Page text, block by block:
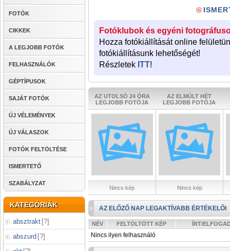
FOTÓK
CIKKEK
A LEGJOBB FOTÓK
FELHASZNÁLÓK
GÉPTÍPUSOK
SAJÁT FOTÓK
ÚJ VÉLEMÉNYEK
ÚJ VÁLASZOK
FOTÓK FELTÖLTÉSE
ISMERTETŐ
SZABÁLYZAT
KATEGÓRIÁK
absztrakt [?]
abszurd [?]
Fotóklubok és egyéni
Hozza fotókiállítását online
fotókiállításunk lehetőségét!
Részletek ITT!
AZ UTOLSÓ 24 ÓRA
LEGJOBB FOTÓJA
AZ ELMÚLT HÉT
LEGJOBB FOTÓJA
Nincs kép Nincs kép
AZ ELŐZŐ NAP LEGAKTÍVABB ÉRTÉKELŐI
NÉV FELTÖLTÖTT KÉP ÍRT/
Nincs ilyen felhasználó